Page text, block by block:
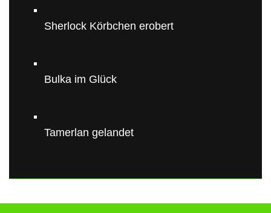
Sherlock Körbchen erobert
Bulka im Glück
Tamerlan gelandet